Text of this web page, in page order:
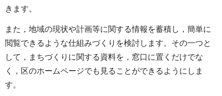
きます。
また，地域の現状や計画等に関する情報を蓄積し，簡単に
閲覧できるような仕組みづくりを検討します。その一つと
して，まちづくりに関する資料を，窓口に置くだけでな
く，区のホームページでも見ることができるようにしま
す。